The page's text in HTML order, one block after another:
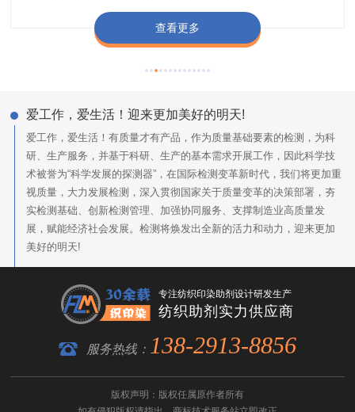
查看更多
查看更多
查看更多
查看更多
爱工作，爱生活！迎来更加美好的明天!
爱工作，爱生活！有质量才有产品，作为质量基础要素的检测，为科
研、生产服务，并基于科研、生产的基本需求开展工作，因此科学技
术被誉为“科学发展的探测器”，在国际检测变革新时代，我们将更加重
视质量，大力发展检测，深入贯彻国家关于质量变革的决策部署，夯
实检测基础、创新检测管理、加强协同服务、支撑制造业高质量发
展，赋能经济社会发展。检测将焕发出全新的活力和动力，迎来更加
美好的明天!
专注纺织印染助剂设计研发生产
纺织助剂实力供应商
服务热线： 138-2913-8856
版权声明：版权任属原作者所有